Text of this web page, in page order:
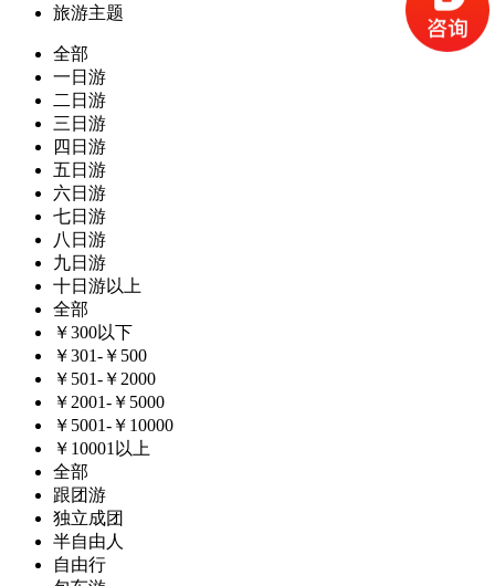
旅游主题
全部
一日游
二日游
三日游
四日游
五日游
六日游
七日游
八日游
九日游
十日游以上
全部
￥300以下
￥301-￥500
￥501-￥2000
￥2001-￥5000
￥5001-￥10000
￥10001以上
全部
跟团游
独立成团
半自由人
自由行